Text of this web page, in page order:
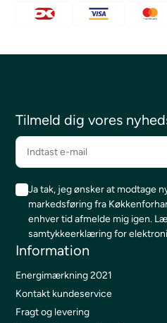
Tilmeld dig vores
Ja tak, jeg ønsker at modtage
markedsføring fra
enhver tid afmelde mig igen.
samtykkeerklæring for
Information
Energimærkning 2021
Kontakt kundeservice
Fragt og levering